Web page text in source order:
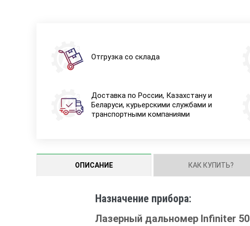
Отгрузка со склада
Доставка по России, Казахстану и
Беларуси, курьерскими службами и
транспортными компаниями
ОПИСАНИЕ КАК КУПИТЬ?
Назначение прибора:
Лазерный дальномер Infiniter 50